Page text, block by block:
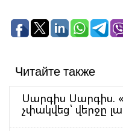
Читайте также
Սարգիս Սարգիս.
չփակվեց՝ վերջը